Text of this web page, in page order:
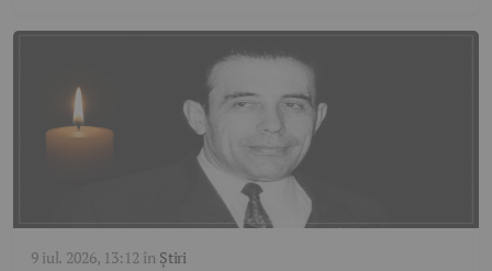
9 iul. 2026, 13:12 în Știri